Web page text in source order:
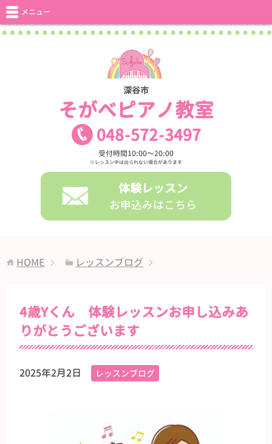
深谷市
そがべピアノ教室
048-572-3497
受付時間10:00〜20:00
※レッスン中は出られない場合があります
体験レッスン
お申込みはこちら
メニュー
HOME レッスンブログ
4歳Yくん 体験レッスンお申し込みあ
りがとうございます
2025年2月2日 レッスンブログ